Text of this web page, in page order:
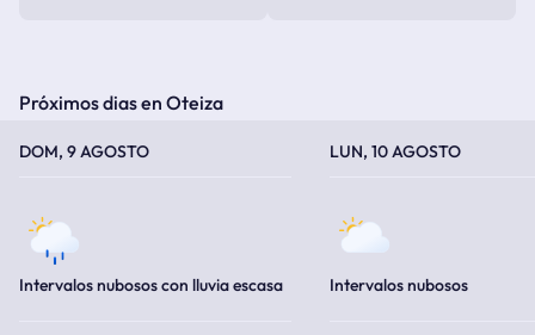
Próximos dias en Oteiza
DOM, 9 AGOSTO
Intervalos nubosos con lluvia escasa
LUN, 10 AGOSTO
Intervalos nubosos